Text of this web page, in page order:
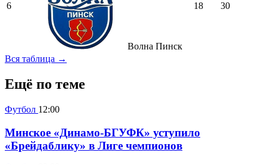
6
Волна Пинск
18 30
Вся таблица →
Ещё по теме
Футбол 12:00
Минское «Динамо-БГУФК» уступило
«Брейдаблику» в Лиге чемпионов